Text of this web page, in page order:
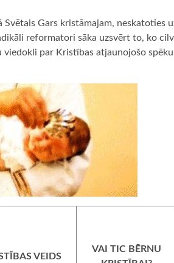
Gars kristāmajam, neskatoties
reformatori sāka uzsvērt to, ko
par Kristības atjaunojošo
VEIDS
VAI TIC BĒRNU